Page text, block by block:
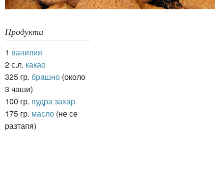
Продукти
1 ванилия
2 с.л. какао
325 гр. брашно (около
3 чаши)
100 гр. пудра захар
175 гр. масло (не се
разтапя)